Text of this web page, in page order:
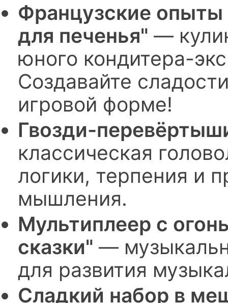
Французские
для печенья" —
юного кондитера-
Создавайте
игровой форме!
Гвозди-
классическая
логики, терпения и
мышления.
Мультиплеер с
сказки" —
для развития
Сладкий набор в